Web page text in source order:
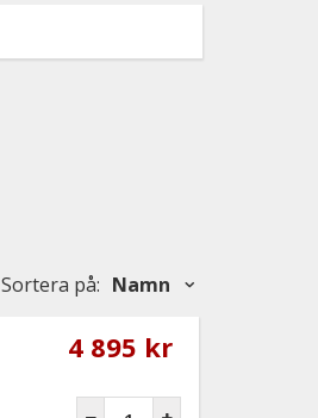
Sortera på: Namn
4 895 kr